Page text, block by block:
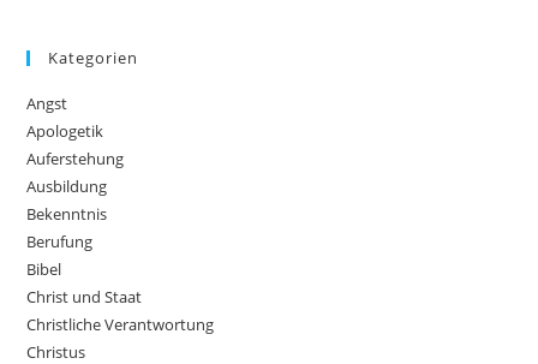
Kategorien
Angst
Apologetik
Auferstehung
Ausbildung
Bekenntnis
Berufung
Bibel
Christ und Staat
Christliche Verantwortung
Christus